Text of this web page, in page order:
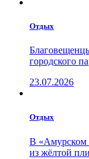
Отдых
городского
23.07.2026
Отдых
В «Амурском
из жёлтой